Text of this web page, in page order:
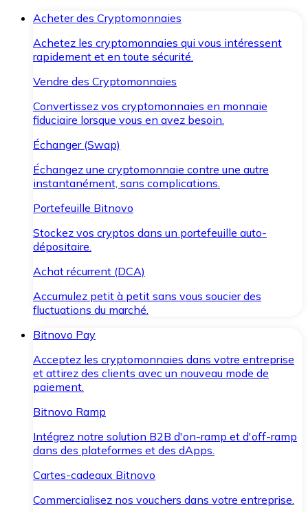
Acheter des Cryptomonnaies
Achetez les cryptomonnaies qui vous intéressent
rapidement et en toute sécurité.
Vendre des Cryptomonnaies
Convertissez vos cryptomonnaies en monnaie
fiduciaire lorsque vous en avez besoin.
Échanger (Swap)
Échangez une cryptomonnaie contre une autre
instantanément, sans complications.
Portefeuille Bitnovo
Stockez vos cryptos dans un portefeuille auto-
dépositaire.
Achat récurrent (DCA)
Accumulez petit à petit sans vous soucier des
fluctuations du marché.
Bitnovo Pay
Acceptez les cryptomonnaies dans votre entreprise
et attirez des clients avec un nouveau mode de
paiement.
Bitnovo Ramp
Intégrez notre solution B2B d'on-ramp et d'off-ramp
dans des plateformes et des dApps.
Cartes-cadeaux Bitnovo
Commercialisez nos vouchers dans votre entreprise.